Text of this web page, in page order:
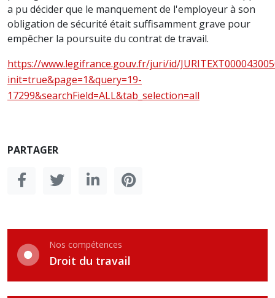
a pu décider que le manquement de l'employeur à son
obligation de sécurité était suffisamment grave pour
empêcher la poursuite du contrat de travail.
https://www.legifrance.gouv.fr/juri/id/
init=true&page=1&query=19-
17299&searchField=ALL&tab_selection=all
PARTAGER
Nos compétences
Droit du travail